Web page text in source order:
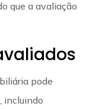
que a avaliação
pode
incluindo